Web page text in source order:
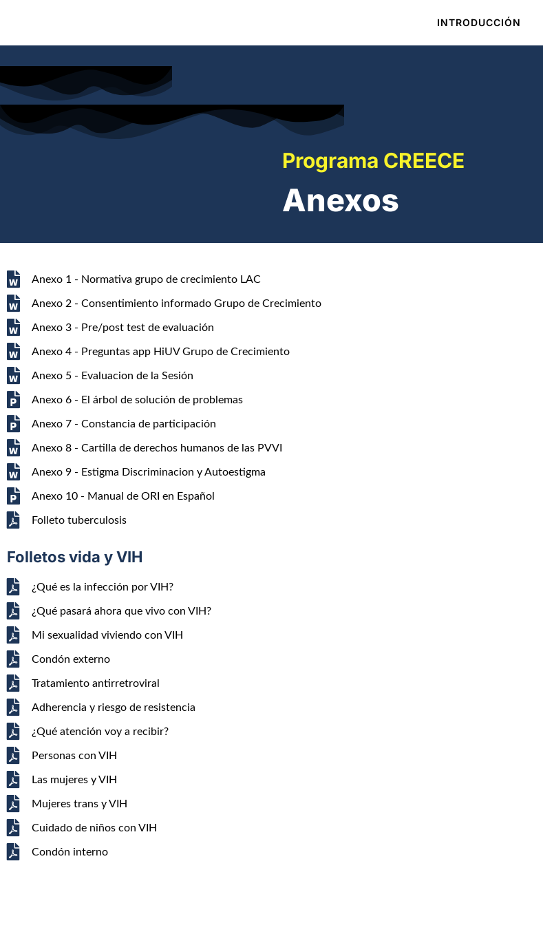
INTRODUCCIÓN
Programa CREECE
Anexos
Anexo 1 - Normativa grupo de crecimiento LAC
Anexo 2 - Consentimiento informado Grupo de Crecimiento
Anexo 3 - Pre/post test de evaluación
Anexo 4 - Preguntas app HiUV Grupo de Crecimiento
Anexo 5 - Evaluacion de la Sesión
Anexo 6 - El árbol de solución de problemas
Anexo 7 - Constancia de participación
Anexo 8 - Cartilla de derechos humanos de las PVVI
Anexo 9 - Estigma Discriminacion y Autoestigma
Anexo 10 - Manual de ORI en Español
Folleto tuberculosis
Folletos vida y VIH
¿Qué es la infección por VIH?
¿Qué pasará ahora que vivo con VIH?
Mi sexualidad viviendo con VIH
Condón externo
Tratamiento antirretroviral
Adherencia y riesgo de resistencia
¿Qué atención voy a recibir?
Personas con VIH
Las mujeres y VIH
Mujeres trans y VIH
Cuidado de niños con VIH
Condón interno